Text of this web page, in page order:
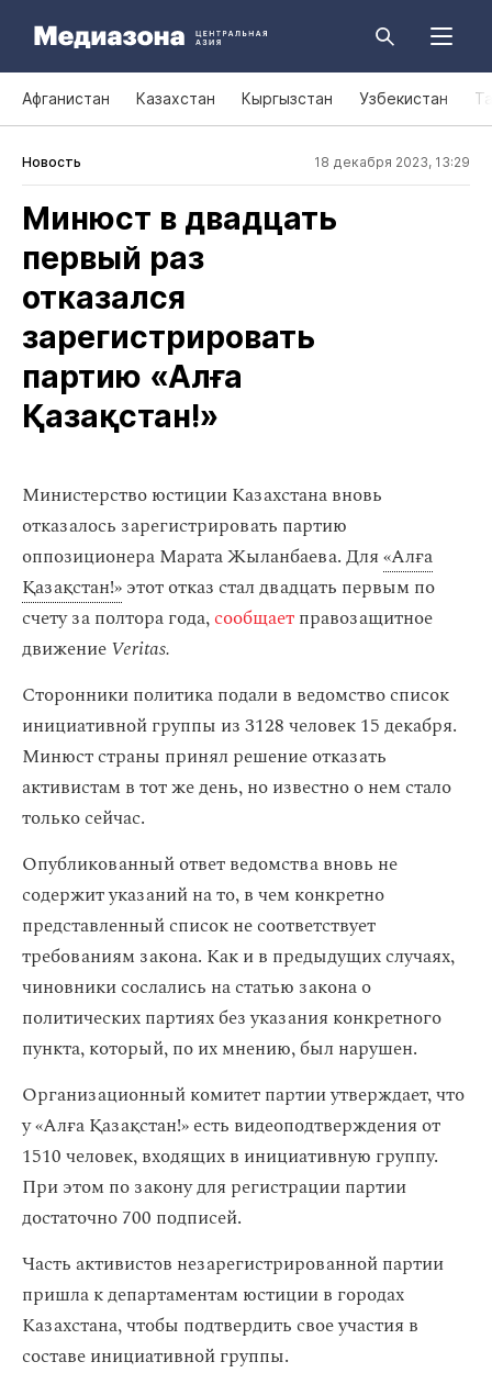
Афганистан Казахстан Кыргызстан Узбекистан
Новость 18 декабря 2023, 13:29
Минюст в двадцать
первый раз
отказался
зарегистрировать
партию «Алға
Қазақстан!»
Министерство юстиции Казахстана вновь
отказалось зарегистрировать партию
оппозиционера Марата Жыланбаева. Для«Алға
Қазақстан!»этот отказ стал двадцать первым по
счету за полтора года,сообщаетправозащитное
движениеVeritas.
Сторонники политика подали в ведомство список
инициативной группы из 3128 человек 15 декабря.
Минюст страны принял решение отказать
активистам в тот же день, но известно о нем стало
только сейчас.
Опубликованный ответ ведомства вновь не
содержит указаний на то, в чем конкретно
представленный список не соответствует
требованиям закона. Как и в предыдущих случаях,
чиновники сослались на статью закона о
политических партиях без указания конкретного
пункта, который, по их мнению, был нарушен.
Организационный комитет партии утверждает, что
у «Алға Қазақстан!» есть видеоподтверждения от
1510 человек, входящих в инициативную группу.
При этом по закону для регистрации партии
достаточно 700 подписей.
Часть активистов незарегистрированной партии
пришла к департаментам юстиции в городах
Казахстана, чтобы подтвердить свое участия в
составе инициативной группы.